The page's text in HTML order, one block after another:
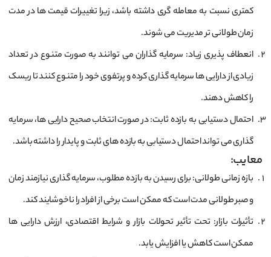
کمتری نسبت به معامله‌ گری داشته باشد، زیرا تغییرات قیمت ‌ها در مدت
زمان طولانی‌ تر مدیریت می‌ شوند.
انعطاف ‌پذیری زیاد: سرمایه ‌گذاران می ‌توانند به صورت متنوع در تعداد
زیادی از دارایی‌ ها سرمایه‌ گذاری کرده و پرتفوی خود را متنوع کنند تا ریسک
را کاهش دهند.
احتمال دستیابی به بازده ثابت: در صورت انتخاب صحیح دارایی‌ ها، سرمایه‌
گذاری می ‌تواند احتمال دستیابی به بازده ‌های ثابت و پایدار را داشته باشد.
معایب:
بازه زمانی طولانی: برای رسیدن به بازده مطلوب، سرمایه‌ گذاری نیازمند زمان
و صبر طولانی مدت است که ممکن است برخی از افراد را ناخوشایند کند.
تأثیرات بازار: تحت تأثیر تحولات بازار و شرایط اقتصادی، ارزش دارایی‌ ها
ممکن است کاهش یا افزایش یابد.